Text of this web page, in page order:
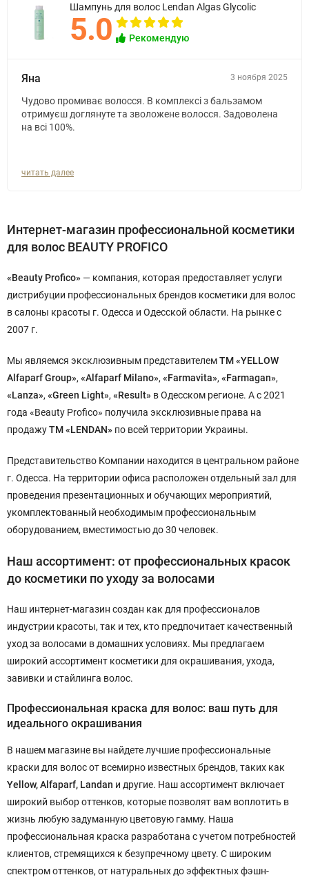
Шампунь для волос Lendan Algas Glycolic
5.0 Рекомендую
Яна 3 ноября 2025
Чудово промиває волосся. В комплексі з бальзамом
отримуєш доглянуте та зволожене волосся. Задоволена
на всі 100%.
читать далее
Интернет-магазин профессиональной косметики
для волос BEAUTY PROFICO
«Beauty Profico» — компания, которая предоставляет услуги
дистрибуции профессиональных брендов косметики для волос
в салоны красоты г. Одесса и Одесской области. На рынке с
2007 г.
Мы являемся эксклюзивным представителемТМ «YELLOW
Alfaparf Group», «Alfaparf Milano», «Farmavita», «Farmagan»,
«Lanza», «Green Light», «Result» в Одесском регионе. А с 2021
года «Beauty Profico» получила эксклюзивные права на
продажуТМ «LENDAN» по всей территории Украины.
Представительство Компании находится в центральном районе
г. Одесса. На территории офиса расположен отдельный зал для
проведения презентационных и обучающих мероприятий,
укомплектованный необходимым профессиональным
оборудованием, вместимостью до 30 человек.
Наш ассортимент: от профессиональных красок
до косметики по уходу за волосами
Наш интернет-магазин создан как для профессионалов
индустрии красоты, так и тех, кто предпочитает качественный
уход за волосами в домашних условиях. Мы предлагаем
широкий ассортимент косметики для окрашивания, ухода,
завивки и стайлинга волос.
Профессиональная краска для волос: ваш путь для
идеального окрашивания
В нашем магазине вы найдете лучшие профессиональные
краски для волос от всемирно известных брендов, таких как
Yellow, Alfaparf, Landan и другие. Наш ассортимент включает
широкий выбор оттенков, которые позволят вам воплотить в
жизнь любую задуманную цветовую гамму. Наша
профессиональная краска разработана с учетом потребностей
клиентов, стремящихся к безупречному цвету. С широким
спектром оттенков, от натуральных до эффектных фэшн-